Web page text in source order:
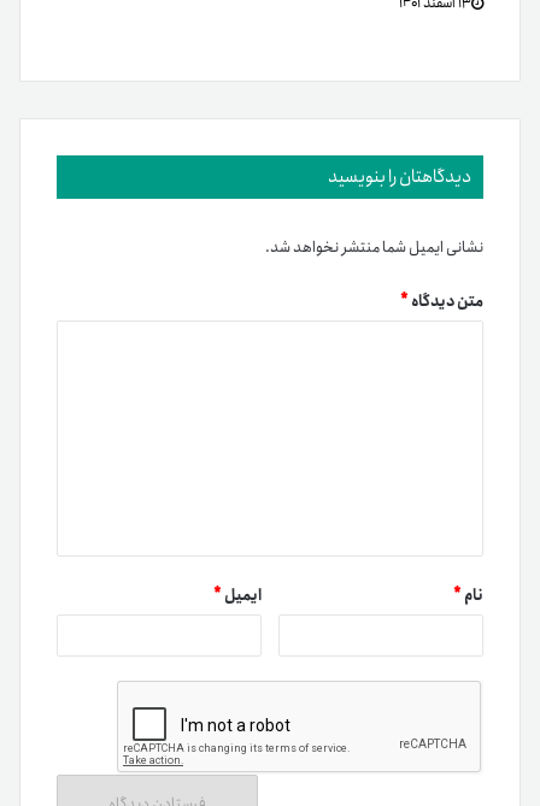
دیدگاهتان را بنویسید
نشانی ایمیل شما منتشر نخواهد شد.
متن دیدگاه*
نام* ایمیل*